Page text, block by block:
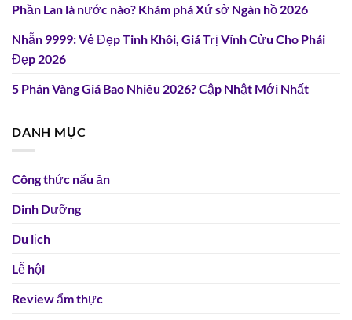
Phần Lan là nước nào? Khám phá Xứ sở Ngàn hồ 2026
Nhẫn 9999: Vẻ Đẹp Tinh Khôi, Giá Trị Vĩnh Cửu Cho Phái
Đẹp 2026
5 Phân Vàng Giá Bao Nhiêu 2026? Cập Nhật Mới Nhất
DANH MỤC
Công thức nấu ăn
Dinh Dưỡng
Du lịch
Lễ hội
Review ẩm thực